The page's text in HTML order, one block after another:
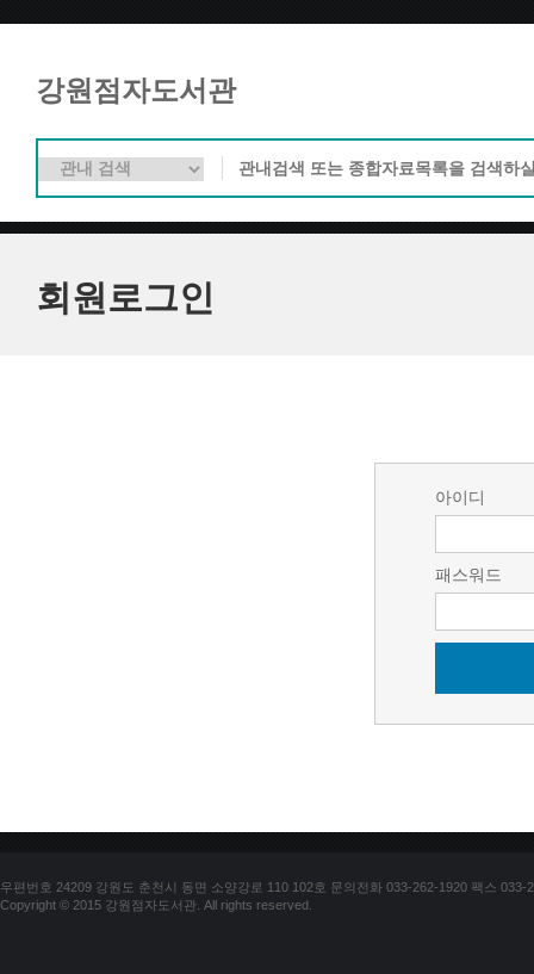
강원점자도서관
회원로그인
아이디
패스워드
우편번호 24209 강원도 춘천시 동면 소양강로 110 102호 문의전화 033-262-1920 팩스 033-
Copyright © 2015 강원점자도서관. All rights reserved.